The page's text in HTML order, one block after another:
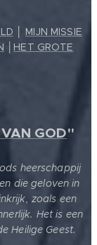
MIJN MISSIE
HET GROTE
GOD"
heerschappij
die geloven in
zoals een
Het is een
Heilige Geest.